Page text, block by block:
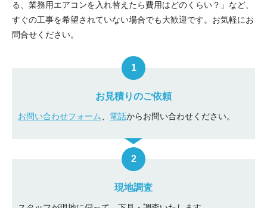
る、業務用エアコンを入れ替えたら費用はどのくらい？」など、
すぐの工事を希望されていない場合でも大歓迎です。お気軽にお
問合せください。
お見積りのご依頼
お問い合わせフォーム 電話からお問い合わせください。
現地調査